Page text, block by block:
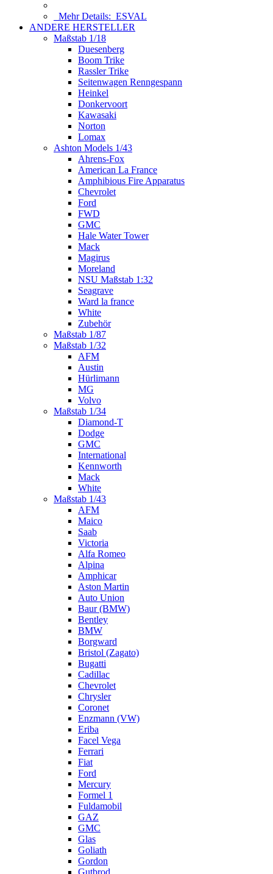
Mehr Details: ESVAL
ANDERE HERSTELLER
Maßstab 1/18
Duesenberg
Boom Trike
Rassler Trike
Seitenwagen Renngespann
Heinkel
Donkervoort
Kawasaki
Norton
Lomax
Ashton Models 1/43
Ahrens-Fox
American La France
Amphibious Fire Apparatus
Chevrolet
Ford
FWD
GMC
Hale Water Tower
Mack
Magirus
Moreland
NSU Maßstab 1:32
Seagrave
Ward la france
White
Zubehör
Maßstab 1/87
Maßstab 1/32
AFM
Austin
Hürlimann
MG
Volvo
Maßstab 1/34
Diamond-T
Dodge
GMC
International
Kennworth
Mack
White
Maßstab 1/43
AFM
Maico
Saab
Victoria
Alfa Romeo
Alpina
Amphicar
Aston Martin
Auto Union
Baur (BMW)
Bentley
BMW
Borgward
Bristol (Zagato)
Bugatti
Cadillac
Chevrolet
Chrysler
Coronet
Enzmann (VW)
Eriba
Facel Vega
Ferrari
Fiat
Ford
Mercury
Formel 1
Fuldamobil
GAZ
GMC
Glas
Goliath
Gordon
Gutbrod